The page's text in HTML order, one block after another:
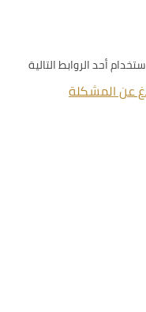
أحد الروابط التالية
عن المشكلة